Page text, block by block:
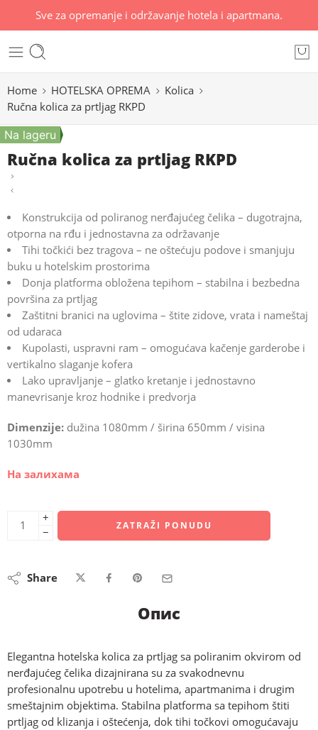
Sve za opremanje i održavanje hotela i apartmana.
Home HOTELSKA OPREMA
Kolica
Ručna kolica za prtljag RKPD
Na lageru
Ručna kolica za prtljag RKPD
Konstrukcija od poliranog nerđajućeg čelika – dugotrajna,
otporna na rđu i jednostavna za održavanje
Tihi točkići bez tragova – ne oštećuju podove i smanjuju
buku u hotelskim prostorima
Donja platforma obložena tepihom – stabilna i bezbedna
površina za prtljag
Zaštitni branici na uglovima – štite zidove, vrata i nameštaj
od udaraca
Kupolasti, uspravni ram – omogućava kačenje garderobe i
vertikalno slaganje kofera
Lako upravljanje – glatko kretanje i jednostavno
manevrisanje kroz hodnike i predvorja
Dimenzije: dužina 1080mm / širina 650mm / visina
1030mm
На залихама
+
−
ZATRAŽI PONUDU
Share
Опис
Elegantna hotelska kolica za prtljag sa poliranim okvirom od
nerđajućeg čelika dizajnirana su za svakodnevnu
profesionalnu upotrebu u hotelima, apartmanima i drugim
smeštajnim objektima. Stabilna platforma sa tepihom štiti
prtljag od klizanja i oštećenja, dok tihi točkovi omogućavaju